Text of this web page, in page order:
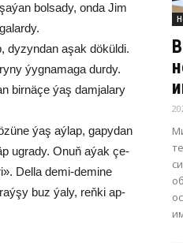
bol­sa­dy, on­da Jim
dy­zyn­dan aşak dö­kül­di.
ýyg­na­ma­ga dur­dy.
bir­nä­çe ýaş dam­ja­la­ry
ýaş aýlap, ga­py­dan
ug­ra­dy. Onuň aýak çe­
Del­la de­mi-de­mi­ne
buz ýa­ly, reň­ki ap-